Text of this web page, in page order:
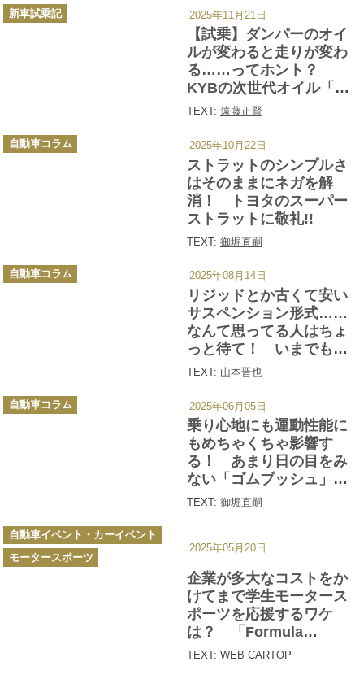
【試乗】ダンパーのオイ
ルが変わると走りが変わ
る……ってホント？
KYBの次世代オイル「サ
ステナルブ」を試したら
ない
TEXT: 遠藤正賢
カ
テ
新車試乗記 2025年11月21日
ストラットのシンプルさ
はそのままにネガを解
消！ トヨタのスーパー
ストラットに敬礼!!
TEXT: 御堀直嗣
カ
テ
自動車コラム 2025年10月22日
リジッドとか古くて安い
サスペンション形式……
なんて思ってる人はちょ
っと待て！ いまでもク
ロカン4WDがリジッドを
に「独立懸架」にはない
メリットがある!!
TEXT: 山本晋也
カ
テ
自動車コラム 2025年08月14日
乗り心地にも運動性能に
もめちゃくちゃ影響す
る！ あまり日の目をみ
ない「ゴムブッシュ」が
とっても偉いパーツだっ
TEXT: 御堀直嗣
カ
テ
自動車コラム 2025年06月05日
企業が多大なコストをか
けてまで学生モータース
ポーツを応援するワケ
は？ 「Formula
Gymkhana」の協賛企業
TEXT: WEB CARTOP
カ
テ
ゴ
リ
ー
自動車イベント・カーイベント
モータースポーツ
2025年05月20日